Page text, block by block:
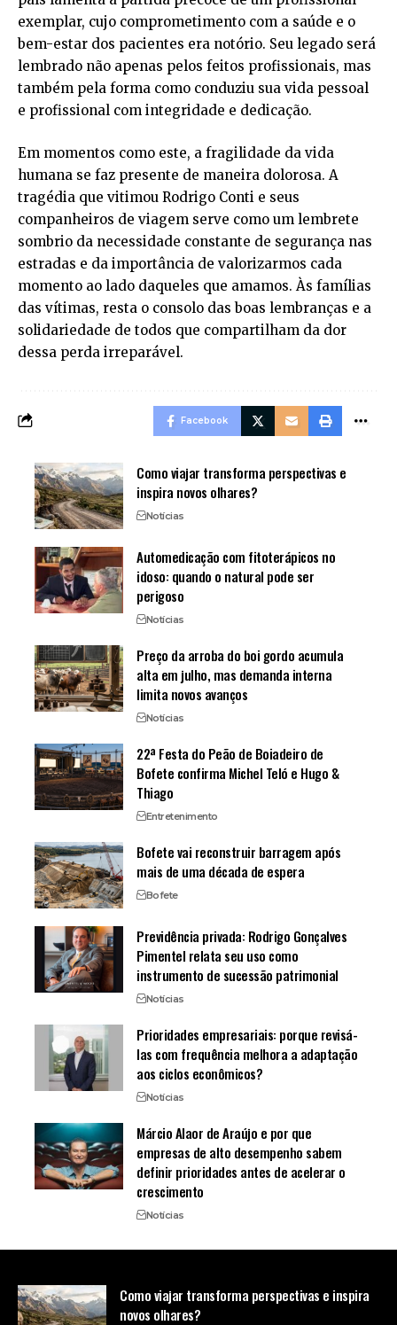
exemplar, cujo comprometimento com a saúde e o
bem-estar dos pacientes era notório. Seu legado será
lembrado não apenas pelos feitos profissionais, mas
também pela forma como conduziu sua vida pessoal
e profissional com integridade e dedicação.
Em momentos como este, a fragilidade da vida
humana se faz presente de maneira dolorosa. A
tragédia que vitimou Rodrigo Conti e seus
companheiros de viagem serve como um lembrete
sombrio da necessidade constante de segurança nas
estradas e da importância de valorizarmos cada
momento ao lado daqueles que amamos. Às famílias
das vítimas, resta o consolo das boas lembranças e a
solidariedade de todos que compartilham da dor
dessa perda irreparável.
Facebook
Como viajar transforma perspectivas e
inspira novos olhares?
Notícias
Automedicação com fitoterápicos no
idoso: quando o natural pode ser
perigoso
Notícias
Preço da arroba do boi gordo acumula
alta em julho, mas demanda interna
limita novos avanços
Notícias
22ª Festa do Peão de Boiadeiro de
Bofete confirma Michel Teló e Hugo &
Thiago
Entretenimento
Bofete vai reconstruir barragem após
mais de uma década de espera
Bofete
Previdência privada: Rodrigo Gonçalves
Pimentel relata seu uso como
instrumento de sucessão patrimonial
Notícias
Prioridades empresariais: porque revisá-
las com frequência melhora a adaptação
aos ciclos econômicos?
Notícias
Márcio Alaor de Araújo e por que
empresas de alto desempenho sabem
definir prioridades antes de acelerar o
crescimento
Notícias
Como viajar transforma perspectivas e inspira
novos olhares?